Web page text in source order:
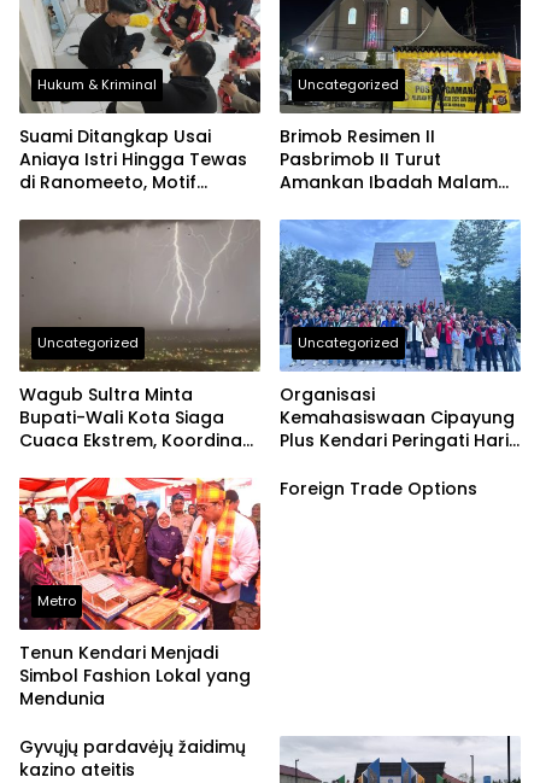
Hukum & Kriminal
Suami Ditangkap Usai
Aniaya Istri Hingga Tewas
di Ranomeeto, Motif
Uncategorized
Brimob Resimen II
Pasbrimob II Turut
Amankan Ibadah Malam
Uncategorized
Wagub Sultra Minta
Bupati-Wali Kota Siaga
Cuaca Ekstrem, Koordinasi
Lambat
Uncategorized
Organisasi
Kemahasiswaan Cipayung
Plus Kendari Peringati Hari
dan Upacara di Taman
Metro
Tenun Kendari Menjadi
Simbol Fashion Lokal yang
Mendunia
Foreign Trade Options
Gyvųjų pardavėjų žaidimų
kazino ateitis